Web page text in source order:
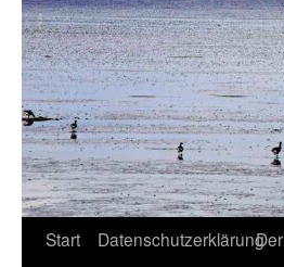
Start DatenschutzerklärungDer